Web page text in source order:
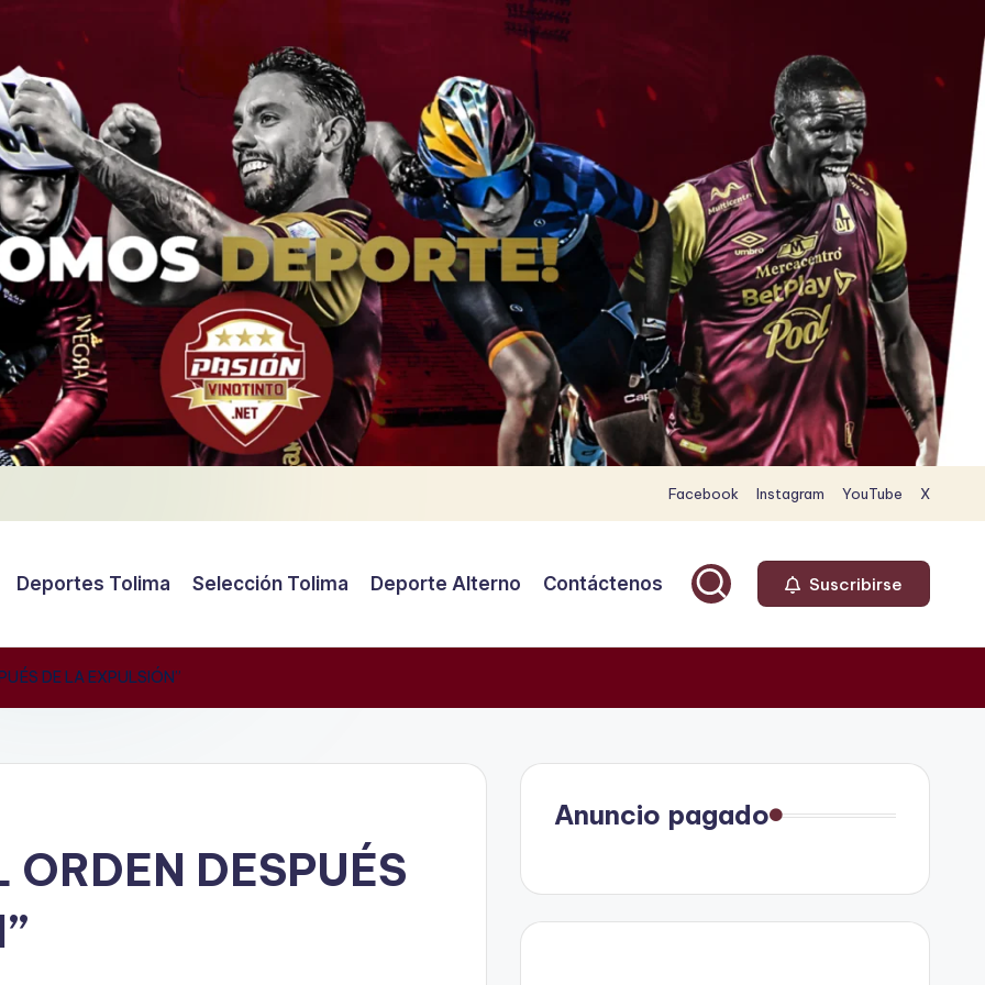
Facebook Instagram YouTube X
Deportes Tolima Selección Tolima Deporte Alterno Contáctenos Suscribirse
DE LA EXPULSIÓN”
DESPUÉS
Anuncio pagado